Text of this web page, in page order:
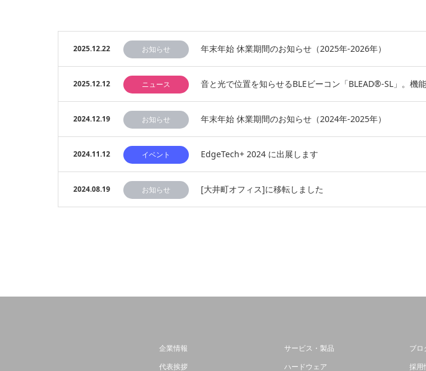
2025.12.22 お知らせ 年末年始 休業期間のお知らせ（2025年-2026年）
2025.12.12 ニュース 音と光で位置を知らせるBLEビーコン「BLEAD®-SL」。機
2024.12.19 お知らせ 年末年始 休業期間のお知らせ（2024年-2025年）
2024.11.12 イベント EdgeTech+ 2024 に出展します
2024.08.19 お知らせ [大井町オフィス]に移転しました
企業情報
代表挨拶
サービス・製品
ハードウェア
ブロ
採用